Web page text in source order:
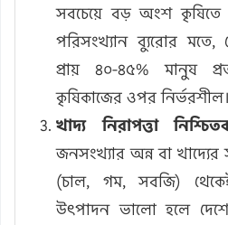
সবচেয়ে বড় অংশ কৃষিতে
পরিসংখ্যান ব্যুরোর মতে,
প্রায় ৪০-৪৫% মানুষ
কৃষিকাজের ওপর নির্ভরশীল।
খাদ্য নিরাপত্তা
জনসংখ্যার অন্ন বা খাদ্যের
(চাল, গম, সবজি)
উৎপাদন ভালো হলে দেশে